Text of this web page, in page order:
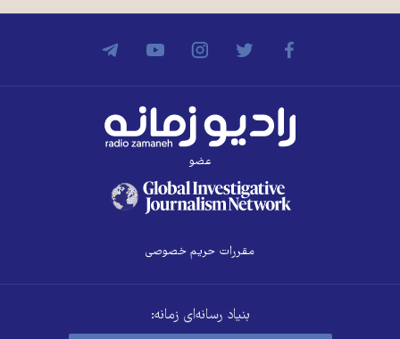
عضو
مقررات حریم خصوصی
بنیاد رسانه‌ای زمانه: